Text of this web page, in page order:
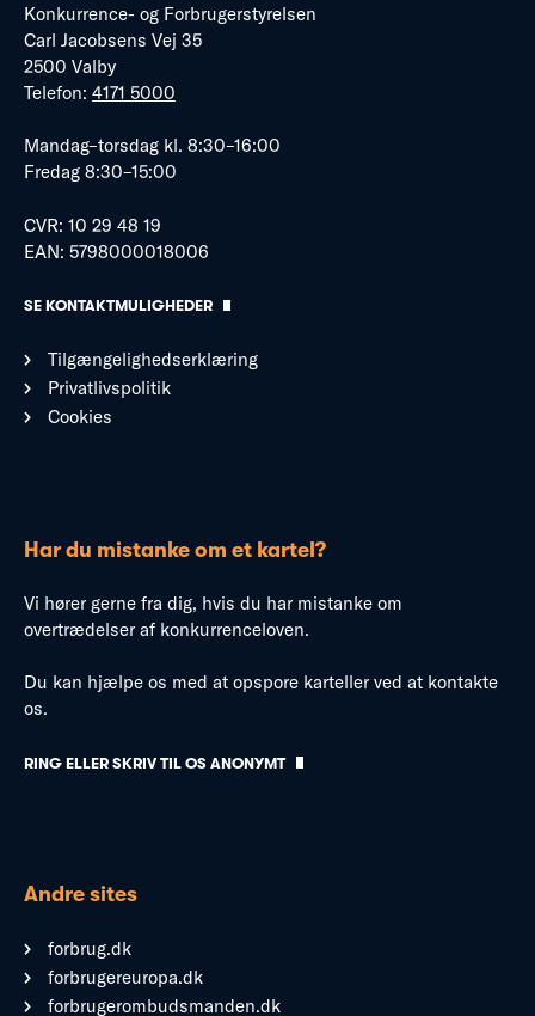
Konkurrence- og Forbrugerstyrelsen
Carl Jacobsens Vej 35
2500 Valby
Telefon: 4171 5000
Mandag–torsdag kl. 8:30–16:00
Fredag 8:30–15:00
CVR: 10 29 48 19
EAN: 5798000018006
SE KONTAKTMULIGHEDER
Tilgængelighedserklæring
Privatlivspolitik
Cookies
Har du mistanke om et kartel?
Vi hører gerne fra dig, hvis du har mistanke om
overtrædelser af konkurrenceloven.
Du kan hjælpe os med at opspore karteller ved at kontakte
os.
RING ELLER SKRIV TIL OS ANONYMT
Andre sites
forbrug.dk
forbrugereuropa.dk
forbrugerombudsmanden.dk